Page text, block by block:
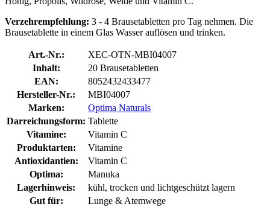
Verzehrempfehlung: 3 - 4 Brausetabletten pro Tag nehmen. Die
Brausetablette in einem Glas Wasser auflösen und trinken.
Art.-Nr.:
XEC-OTN-MBI04007
Inhalt:
20 Brausetabletten
EAN:
8052432433477
Hersteller-Nr.:
MBI04007
Marken:
Optima Naturals
Darreichungsform: Tablette
Vitamine:
Vitamin C
Produktarten:
Vitamine
Antioxidantien:
Vitamin C
Optima:
Manuka
Lagerhinweis:
kühl, trocken und lichtgeschützt lagern
Gut für:
Lunge & Atemwege